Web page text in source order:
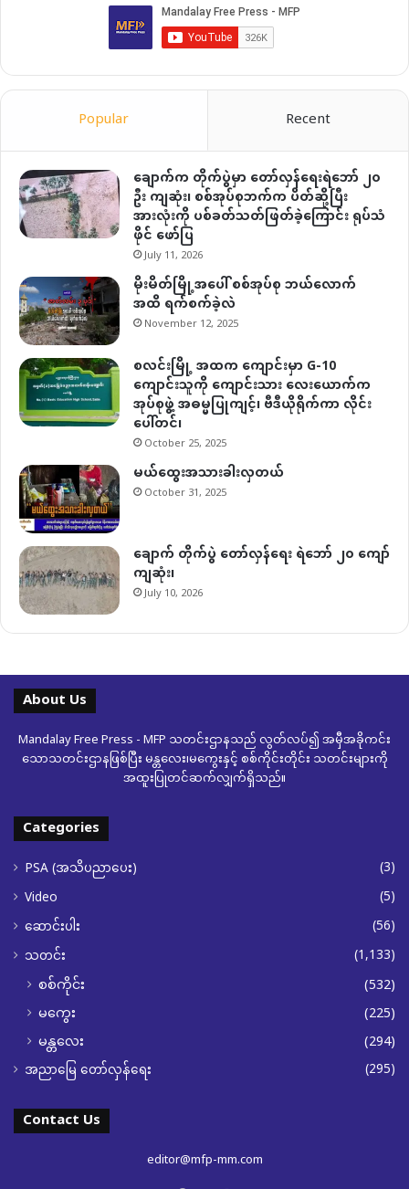
Popular Recent
ချောက်က တိုက်ပွဲမှာ တော်လှန်ရေးရဲဘော် ၂၀
ဦး ကျဆုံး၊ စစ်အုပ်စုဘက်က ပိတ်ဆို့ပြီး
အားလုံးကို ပစ်ခတ်သတ်ဖြတ်ခဲ့ကြောင်း ရုပ်သံ
ဖိုင် ဖော်ပြ
July 11, 2026
မိုးမိတ်မြို့အပေါ် စစ်အုပ်စု ဘယ်လောက်
အထိ ရက်စက်ခဲ့လဲ
November 12, 2025
စလင်းမြို့ အထက ကျောင်းမှာ G-10
ကျောင်းသူကို ကျောင်းသား လေးယောက်က
အုပ်စုဖွဲ့ အဓမ္မပြုကျင့်၊ ဗီဒီယိုရိုက်ကာ လိုင်း
ပေါ်တင်၊
October 25, 2025
မယ်ထွေးအသားခါးလှတယ်
October 31, 2025
ချောက် တိုက်ပွဲ တော်လှန်ရေး ရဲဘော် ၂၀ ကျော်
ကျဆုံး၊
July 10, 2026
About Us
Mandalay Free Press - MFP သတင်းဌာနသည် လွတ်လပ်၍ အမှီအခိုကင်း
သောသတင်းဌာနဖြစ်ပြီး မန္တလေး၊မကွေးနှင့် စစ်ကိုင်းတိုင်း သတင်းများကို
အထူးပြုတင်ဆက်လျှက်ရှိသည်။
Categories
PSA (အသိပညာပေး)
(3)
Video
(5)
ဆောင်းပါး
(56)
သတင်း
(1,133)
စစ်ကိုင်း
(532)
မကွေး
(225)
မန္တလေး
(294)
အညာမြေ တော်လှန်ရေး (295)
Contact Us
editor@mfp-mm.com